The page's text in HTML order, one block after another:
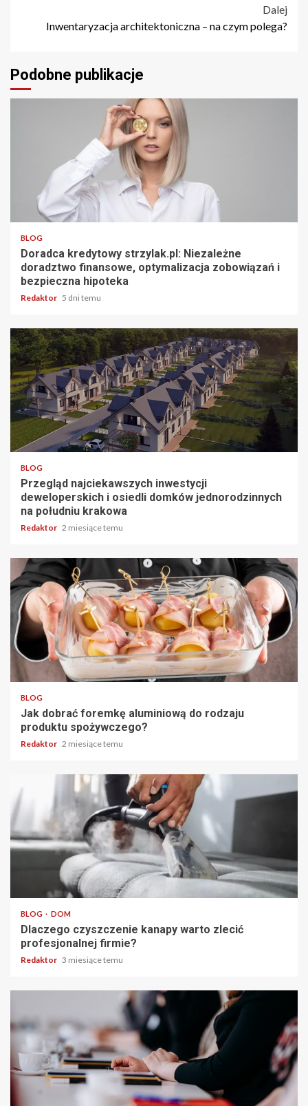
Dalej
Inwentaryzacja architektoniczna – na czym polega?
Podobne publikacje
3 min odczytu
BLOG
Doradca kredytowy strzylak.pl: Niezależne
doradztwo finansowe, optymalizacja zobowiązań i
bezpieczna hipoteka
Redaktor 5 dni temu
4 min odczytu
BLOG
Przegląd najciekawszych inwestycji
deweloperskich i osiedli domków jednorodzinnych
na południu krakowa
Redaktor 2 miesiące temu
4 min odczytu
BLOG
Jak dobrać foremkę aluminiową do rodzaju
produktu spożywczego?
Redaktor 2 miesiące temu
4 min odczytu
BLOG DOM
Dlaczego czyszczenie kanapy warto zlecić
profesjonalnej firmie?
Redaktor 3 miesiące temu